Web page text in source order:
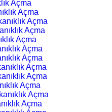
Açma
Açma
Açma
Açma
Açma
Açma
Açma
Açma
Açma
Açma
Açma
Açma